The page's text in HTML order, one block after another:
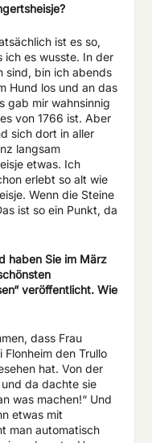
ist es so,
ich es wusste. In der
sind, bin ich abends
Hund los und an das
gab mir wahnsinnig
von 1766 ist. Aber
sich dort in aller
langsam
etwas. Ich
erlebt so alt wie
Wenn die Steine
ist so ein Punkt, da
haben Sie im März
veröffentlicht. Wie
dass Frau
den Trullo
hat. Von der
da dachte sie
was machen!“ Und
etwas mit
man automatisch